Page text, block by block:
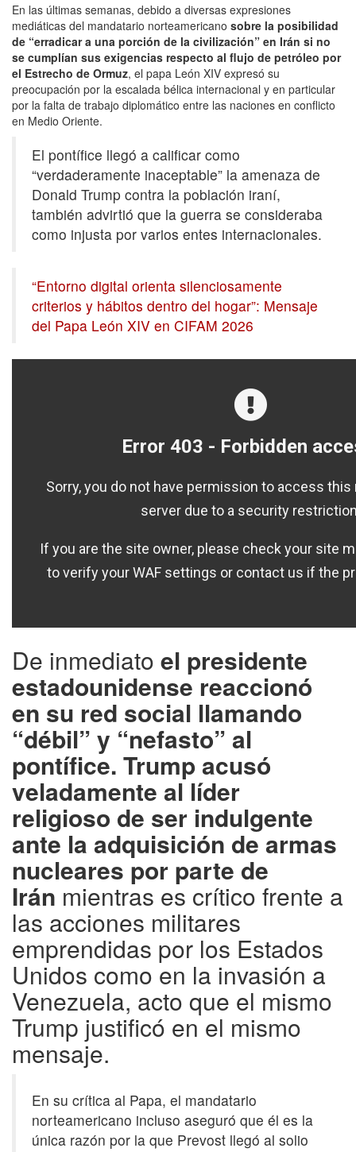
En las últimas semanas, debido a diversas expresiones
mediáticas del mandatario norteamericano sobre la posibilidad
de “erradicar a una porción de la civilización” en Irán si no
se cumplían sus exigencias respecto al flujo de petróleo por
el Estrecho de Ormuz, el papa León XIV expresó su
preocupación por la escalada bélica internacional y en particular
por la falta de trabajo diplomático entre las naciones en conflicto
en Medio Oriente.
El pontífice llegó a calificar como
“verdaderamente inaceptable” la amenaza de
Donald Trump contra la población iraní,
también advirtió que la guerra se consideraba
como injusta por varios entes internacionales.
“Entorno digital orienta silenciosamente
criterios y hábitos dentro del hogar”: Mensaje
del Papa León XIV en CIFAM 2026
De inmediato el presidente
estadounidense reaccionó
en su red social llamando
“débil” y “nefasto” al
pontífice. Trump acusó
veladamente al líder
religioso de ser indulgente
ante la adquisición de armas
nucleares por parte de
Irán mientras es crítico frente a
las acciones militares
emprendidas por los Estados
Unidos como en la invasión a
Venezuela, acto que el mismo
Trump justificó en el mismo
mensaje.
En su crítica al Papa, el mandatario
norteamericano incluso aseguró que él es la
única razón por la que Prevost llegó al solio